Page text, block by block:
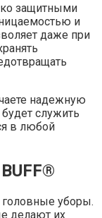
защитными
и
даже при
надежную
служить
в любой
уборы.
делают их